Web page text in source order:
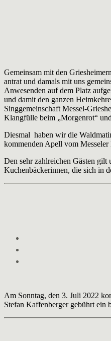
Gemeinsam mit den
antrat und damals mit uns
Anwesenden auf dem Platz
und damit den ganzen
Singgemeinschaft Messel-
Klangfülle beim „Morgenrot“
Diesmal haben wir die
kommenden Apell vom
Den sehr zahlreichen Gästen
Kuchenbäckerinnen, die sich in
Am Sonntag, den 3. Juli 2022
Stefan Kaffenberger gebührt ein